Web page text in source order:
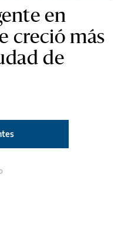
en
creció más
de